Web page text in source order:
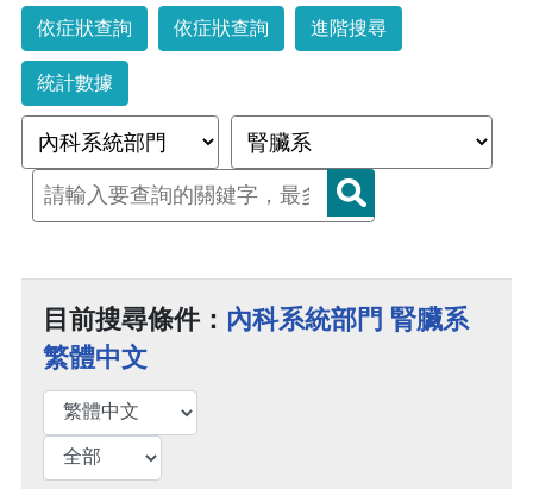
依症狀查詢 依症狀查詢 進階搜尋
統計數據
目前搜尋條件： 內科系統部門 腎臟系
繁體中文